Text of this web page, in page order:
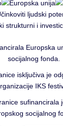
Europska
socijalnog fonda.
isključiva je
IKS
sufinancirala
socijalnog